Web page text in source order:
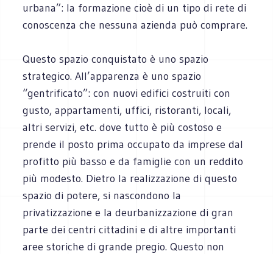
urbana”: la formazione cioè di un tipo di rete di
conoscenza che nessuna azienda può comprare.
Questo spazio conquistato è uno spazio
strategico. All’apparenza è uno spazio
“gentrificato”: con nuovi edifici costruiti con
gusto, appartamenti, uffici, ristoranti, locali,
altri servizi, etc. dove tutto è più costoso e
prende il posto prima occupato da imprese dal
profitto più basso e da famiglie con un reddito
più modesto. Dietro la realizzazione di questo
spazio di potere, si nascondono la
privatizzazione e la deurbanizzazione di gran
parte dei centri cittadini e di altre importanti
aree storiche di grande pregio. Questo non